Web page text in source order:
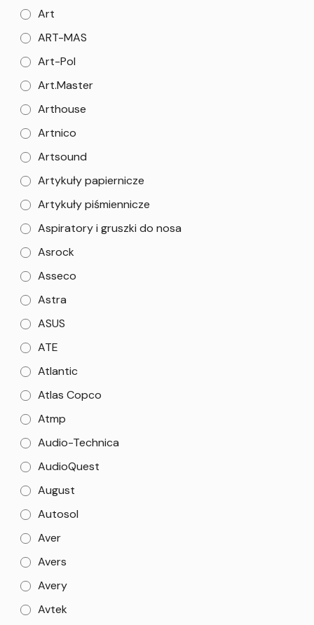
Art
ART-MAS
Art-Pol
Art.Master
Arthouse
Artnico
Artsound
Artykuły papiernicze
Artykuły piśmiennicze
Aspiratory i gruszki do nosa
Asrock
Asseco
Astra
ASUS
ATE
Atlantic
Atlas Copco
Atmp
Audio-Technica
AudioQuest
August
Autosol
Aver
Avers
Avery
Avtek